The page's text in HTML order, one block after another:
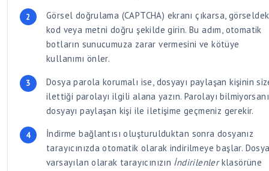
Görsel doğrulama (CAPTCHA) ekranı çıkarsa,
kod veya metni doğru şekilde girin. Bu adım, otomatik
botların sunucumuza zarar vermesini ve kötüye
kullanımı önler.
Dosya parola korumalı ise, dosyayı paylaşan kişinin
ilettiği parolayı ilgili alana yazın. Parolayı
dosyayı paylaşan kişi ile iletişime geçmeniz gerekir.
İndirme bağlantısı oluşturulduktan sonra dosyanız
tarayıcınızda otomatik olarak indirilmeye başlar.
varsayılan olarak tarayıcınızın İndirilenlerklasörüne